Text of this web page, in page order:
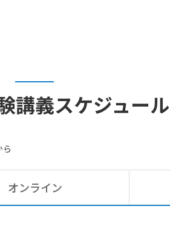
講義スケジュール
ら
オンライン